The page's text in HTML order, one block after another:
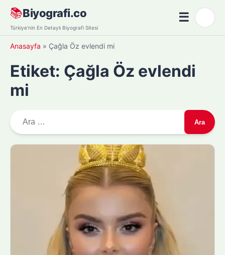
Skip
content
📚Biyografi.co
Türkiye'nin En Detaylı Biyografi Sitesi
☰Menü
Anasayfa » Çağla Öz evlendi mi
Etiket: Çağla Öz evlendi
mi
r